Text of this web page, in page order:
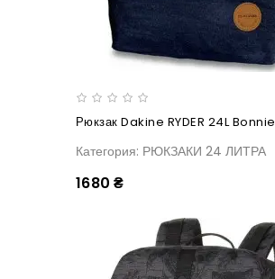
Рюкзак Dakine RYDER 24L Bonnie
Категория: РЮКЗАКИ 24 ЛИТРА
1680 ₴